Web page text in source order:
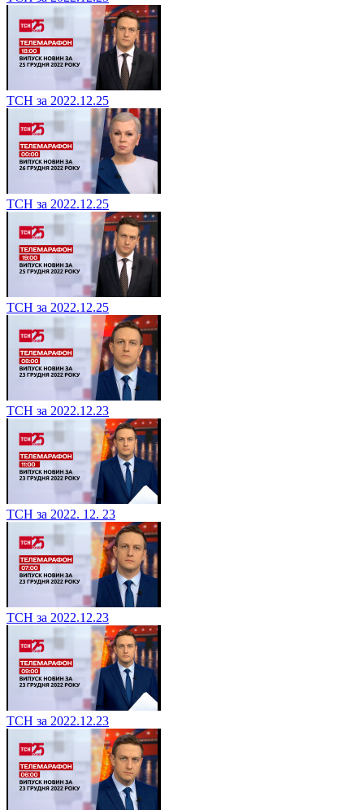
ТСН за 2022.12.25
ТСН за 2022.12.25
ТСН за 2022.12.25
ТСН за 2022.12.23
ТСН за 2022. 12. 23
ТСН за 2022.12.23
ТСН за 2022.12.23